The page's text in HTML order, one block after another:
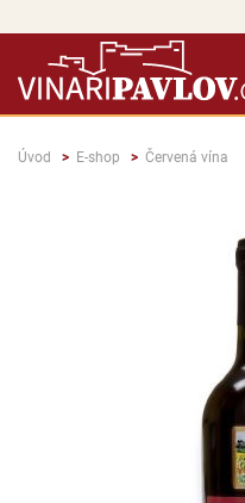
Úvod E-shop Červená vína